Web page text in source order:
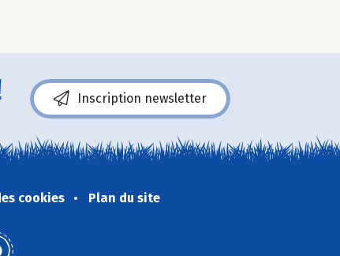
Inscription newsletter
cookies Plan du site